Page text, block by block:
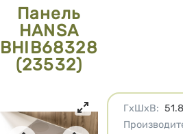
Панель
HANSA
BHIB68328
(23532)
ГхШхВ: